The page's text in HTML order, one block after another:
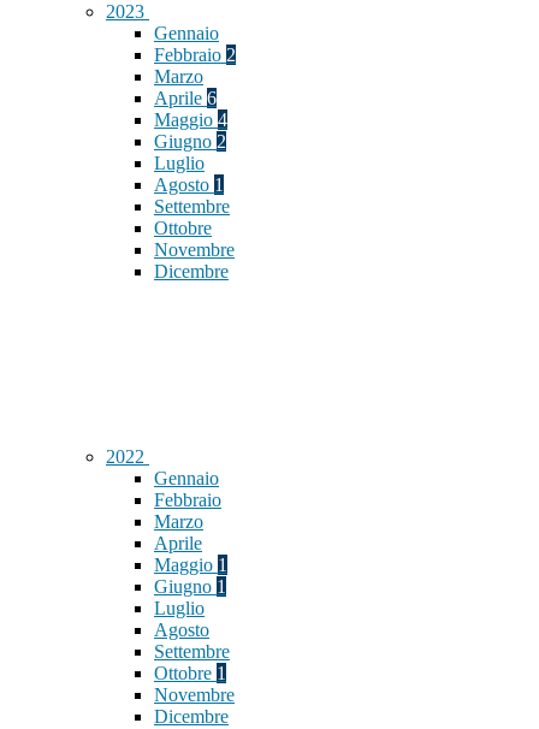
2023
Gennaio
Febbraio 2
Marzo
Aprile 6
Maggio 4
Giugno 2
Luglio
Agosto 1
Settembre
Ottobre
Novembre
Dicembre
2022
Gennaio
Febbraio
Marzo
Aprile
Maggio 1
Giugno 1
Luglio
Agosto
Settembre
Ottobre 1
Novembre
Dicembre